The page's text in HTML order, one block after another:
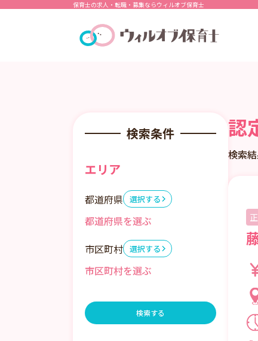
保育士の求人・転職・募集ならウィルオブ保育士
検索条件
エリア
都道府県 選択する
市区町村 選択する
検索する
認
検索